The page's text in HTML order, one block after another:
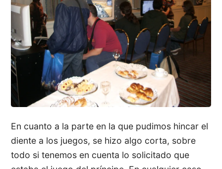
En cuanto a la parte en la que pudimos hincar el
diente a los juegos, se hizo algo corta, sobre
todo si tenemos en cuenta lo solicitado que